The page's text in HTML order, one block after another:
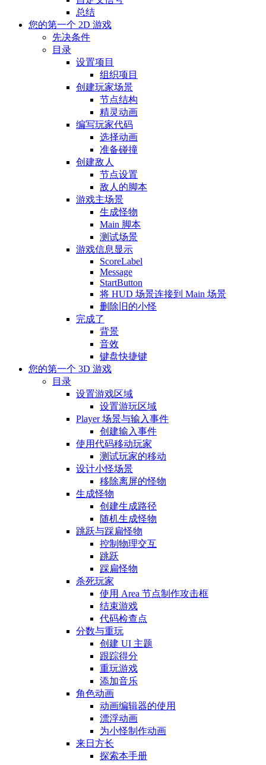
总结
您的第一个 2D 游戏
先决条件
目录
设置项目
组织项目
创建玩家场景
节点结构
精灵动画
编写玩家代码
选择动画
准备碰撞
创建敌人
节点设置
敌人的脚本
游戏主场景
生成怪物
Main 脚本
测试场景
游戏信息显示
ScoreLabel
Message
StartButton
将 HUD 场景连接到 Main 场景
删除旧的小怪
完成了
背景
音效
键盘快捷键
您的第一个 3D 游戏
目录
设置游戏区域
设置游玩区域
Player 场景与输入事件
创建输入事件
使用代码移动玩家
测试玩家的移动
设计小怪场景
移除离屏的怪物
生成怪物
创建生成路径
随机生成怪物
跳跃与踩扁怪物
控制物理交互
跳跃
踩扁怪物
杀死玩家
使用 Area 节点制作攻击框
结束游戏
代码检查点
分数与重玩
创建 UI 主题
跟踪得分
重玩游戏
添加音乐
角色动画
动画编辑器的使用
漂浮动画
为小怪制作动画
来日方长
探索本手册